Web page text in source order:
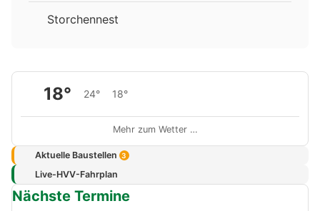
Storchennest
18° 24° 18°
Mehr zum Wetter …
Aktuelle Baustellen 3
Live-HVV-Fahrplan
Nächste Termine